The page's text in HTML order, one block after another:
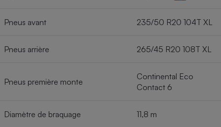
Pneus avant 235/50 R20 104T XL
Pneus arrière 265/45 R20 108T XL
Pneus première monte
Continental Eco
Contact 6
Diamètre de braquage 11,8 m